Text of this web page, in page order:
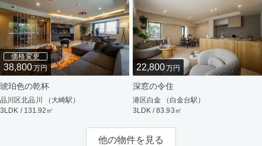
価格変更
38,800万円
琥珀色の乾杯
品川区北品川 （大崎駅）
3LDK / 131.92㎡
22,800万円
深窓の令住
港区白金 （白金台駅）
3LDK / 83.93㎡
他の物件を見る